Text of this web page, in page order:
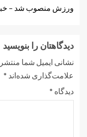
ورزش منصوب شد –
دیدگاهتان را بنویسید
نشانی ایمیل شما
علامت‌گذاری شده‌اند *
دیدگاه *